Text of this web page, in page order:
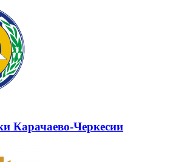
Карачаево-Черкесии